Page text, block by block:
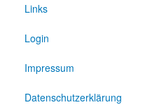
Links
Login
Impressum
Datenschutzerklärung